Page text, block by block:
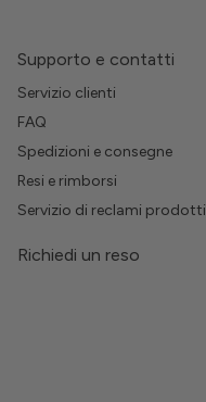
Supporto e contatti
Servizio clienti
FAQ
Spedizioni e consegne
Resi e rimborsi
Servizio di reclami prodotti
Richiedi un reso